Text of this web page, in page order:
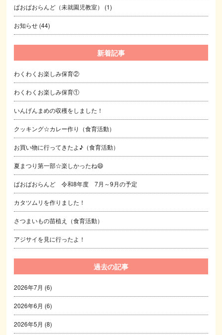
ぱおぱおらんど（未就園児教室） (1)
お知らせ (44)
新着記事
わくわくお楽しみ保育②
わくわくお楽しみ保育①
いんげんまめの収穫をしました！
クッキング☆カレー作り（食育活動）
お買い物に行ってきたよ♪（食育活動）
夏まつり第一部☆楽しかったね😄
ぱおぱおらんど 令和8年度 7月～9月の予定
カタツムリを作りました！
さつまいもの苗植え（食育活動）
アジサイを見に行ったよ！
過去の記事
2026年7月 (6)
2026年6月 (6)
2026年5月 (8)